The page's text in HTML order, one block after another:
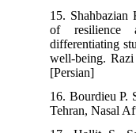
15.
of
differentiating
well-being.
[Persian]
16. Bourdieu
Tehran, Nasal